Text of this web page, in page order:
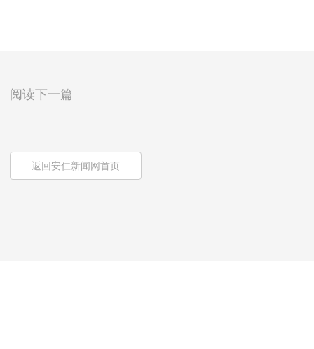
阅读下一篇
返回安仁新闻网首页